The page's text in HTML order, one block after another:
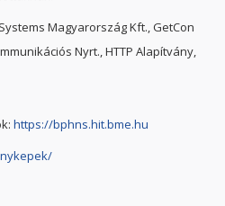
Magyarország Kft., GetCon
Nyrt., HTTP Alapítvány,
https://bphns.hit.bme.hu